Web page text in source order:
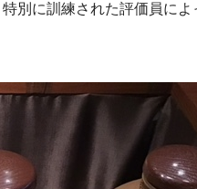
別に訓練された評価員によ